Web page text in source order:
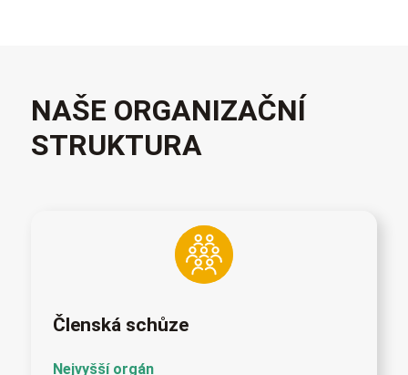
NAŠE ORGANIZAČNÍ
STRUKTURA
Členská schůze
Nejvyšší orgán